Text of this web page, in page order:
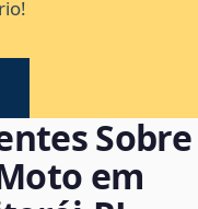
Sobre
em